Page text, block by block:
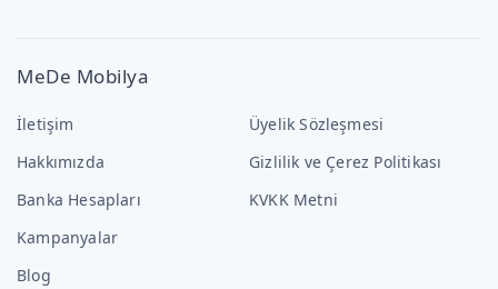
MeDe Mobilya
İletişim
Hakkımızda
Banka Hesapları
Kampanyalar
Blog
Üyelik Sözleşmesi
Gizlilik ve Çerez Politikası
KVKK Metni